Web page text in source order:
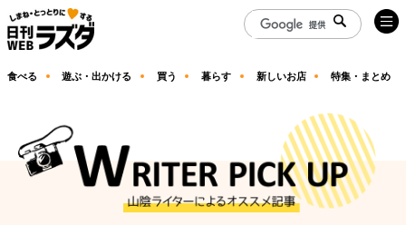
食べる 遊ぶ・出かける 買う 暮らす 新しいお店 特集・まとめ